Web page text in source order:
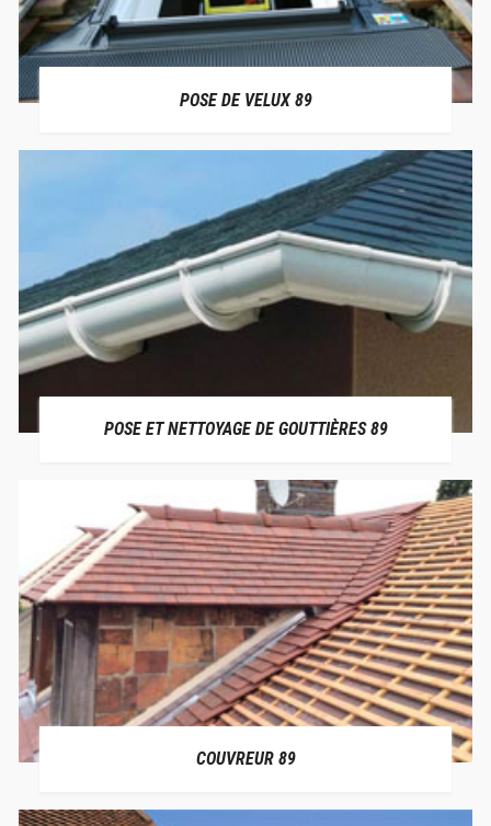
POSE DE VELUX 89
POSE ET NETTOYAGE DE GOUTTIÈRES 89
COUVREUR 89